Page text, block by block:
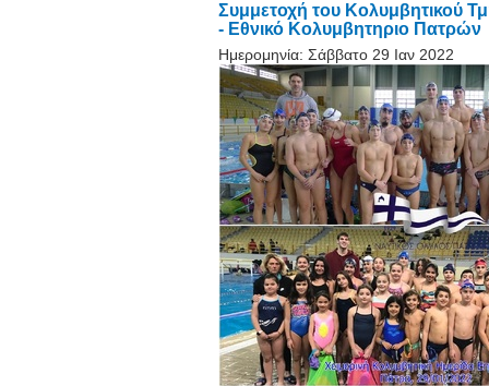
Συμμετοχή του Κολυμβητικού
- Εθνικό Κολυμβητηριο Πατρών
Ημερομηνία: Σάββατο 29 Ιαν 2022